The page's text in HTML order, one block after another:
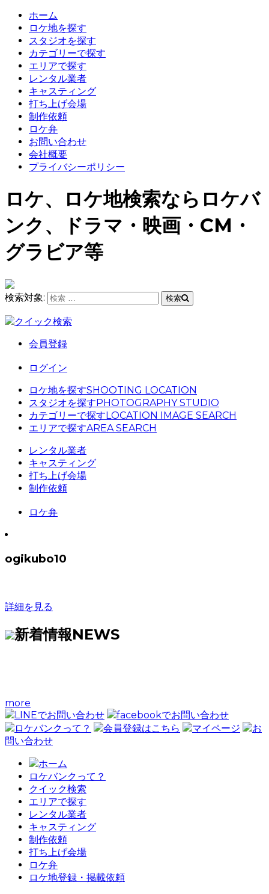
ホーム
ロケ地を探す
スタジオを探す
カテゴリーで探す
エリアで探す
レンタル業者
キャスティング
打ち上げ会場
制作依頼
ロケ弁
お問い合わせ
会社概要
プライバシーポリシー
ロケ、ロケ地検索ならロケバ
ンク、ドラマ・映画・CM・
グラビア等
検索対象: 検索
クイック検索
会員登録
ログイン
ロケ地を探すSHOOTING LOCATION
スタジオを探すPHOTOGRAPHY STUDIO
カテゴリーで探すLOCATION IMAGE SEARCH
エリアで探すAREA SEARCH
レンタル業者
キャスティング
打ち上げ会場
制作依頼
ロケ弁
ogikubo10
詳細を見る
新着情報NEWS
more
LINEでお問い合わせ
facebookでお問い合わせ
ロケバンクって？
会員登録はこちら マイページ
お
問い合わせ
ホーム
ロケバンクって？
クイック検索
エリアで探す
レンタル業者
キャスティング
制作依頼
打ち上げ会場
ロケ弁
ロケ地登録・掲載依頼